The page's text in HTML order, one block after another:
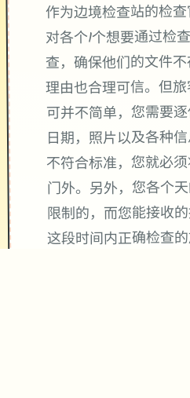
作为边境检查站的检
对各个1个想要通过检
查，确保他们的文件
理由也合理可信。但
可并不简单，您需要
日期，照片以及各种
不符合标准，您就必
门外。另外，您各个
限制的，而您能接收
这段时间内正确检查